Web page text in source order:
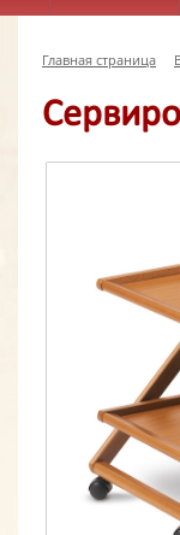
Главная страница